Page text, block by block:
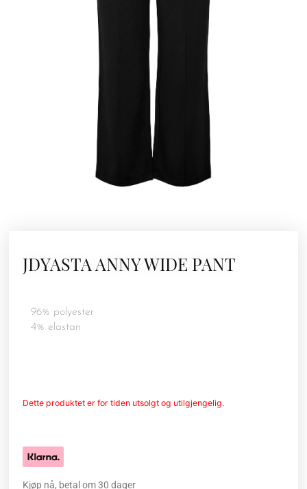
JDYASTA ANNY WIDE PANT
96% polyester
4% elastan
Dette produktet er for tiden utsolgt og utilgjengelig.
Kjøp nå, betal om 30 dager